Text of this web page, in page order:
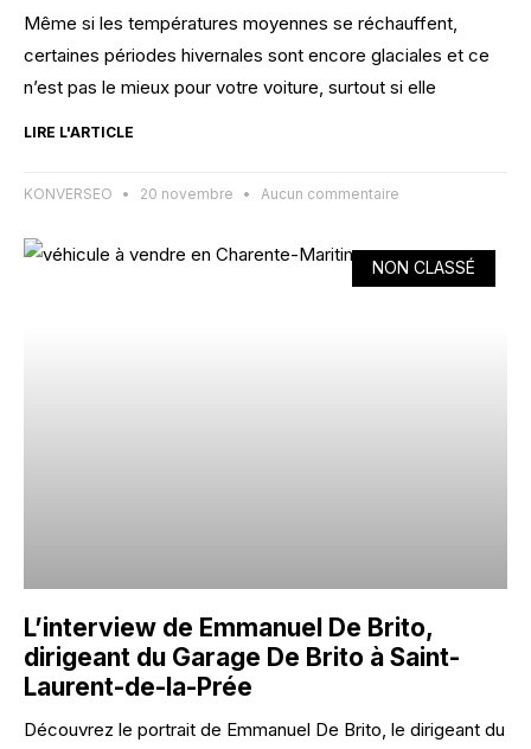
Même si les températures moyennes se réchauffent,
certaines périodes hivernales sont encore glaciales et ce
n’est pas le mieux pour votre voiture, surtout si elle
LIRE L'ARTICLE
KONVERSEO 20 novembre Aucun commentaire
NON CLASSÉ
L’interview de Emmanuel De Brito,
dirigeant du Garage De Brito à Saint-
Laurent-de-la-Prée
Découvrez le portrait de Emmanuel De Brito, le dirigeant du